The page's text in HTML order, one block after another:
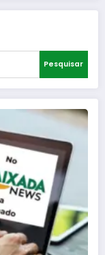
Pesquisar